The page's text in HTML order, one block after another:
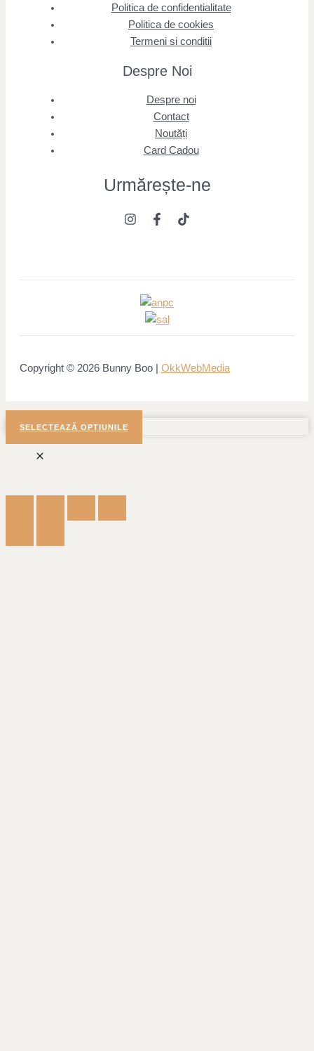
Politica de confidentialitate
Politica de cookies
Termeni si conditii
Despre Noi
Despre noi
Contact
Noutăți
Card Cadou
Urmărește-ne
Copyright © 2026 Bunny Boo | OkkWebMedia
SELECTEAZĂ OPȚIUNILE